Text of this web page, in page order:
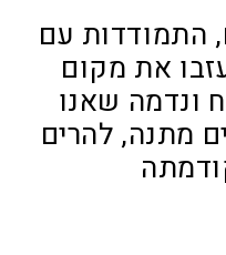
התמודדות עם
את מקום
ונדמה שאנו
מתנה, להרים